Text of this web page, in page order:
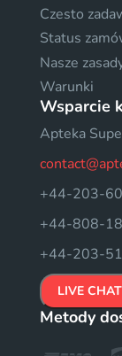
Czesto
Status
Nasze
Warunki
Wsparcie
Apteka
+44-203-
+44-808-
+44-203-
LIVE CHAT
Metody